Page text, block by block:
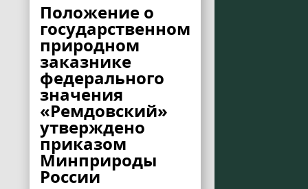
Положение о
государственном
природном
заказнике
федерального
значения
«Ремдовский»
утверждено
приказом
Минприроды
России